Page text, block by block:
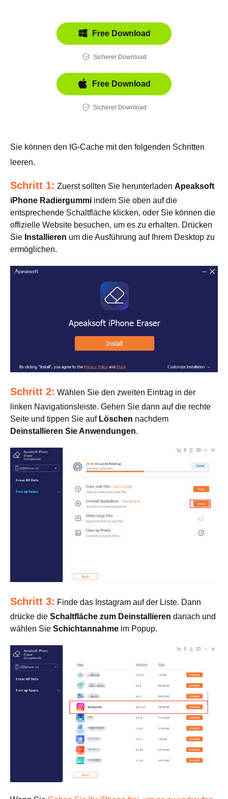
Free Download
Sicherer Download
Free Download
Sicherer Download
Sie können den IG-Cache mit den folgenden Schritten
leeren.
Schritt 1: Zuerst sollten Sie herunterladen Apeaksoft
iPhone Radiergummi indem Sie oben auf die
entsprechende Schaltfläche klicken, oder Sie können die
offizielle Website besuchen, um es zu erhalten. Drücken
Sie Installieren um die Ausführung auf Ihrem Desktop zu
ermöglichen.
Schritt 2: Wählen Sie den zweiten Eintrag in der
linken Navigationsleiste. Gehen Sie dann auf die rechte
Seite und tippen Sie auf Löschen nachdem
Deinstallieren Sie Anwendungen.
Schritt 3: Finde das Instagram auf der Liste. Dann
drücke die Schaltfläche zum Deinstallieren danach und
wählen Sie Schichtannahme im Popup.